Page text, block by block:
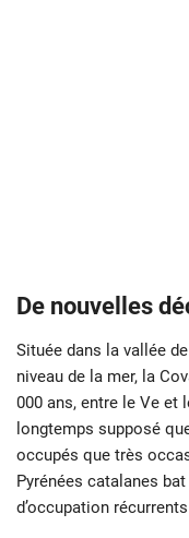
De nouvelles
Située dans la vallée
niveau de la mer, la
000 ans, entre le Ve et
longtemps supposé
occupés que très
Pyrénées catalanes
d’occupation